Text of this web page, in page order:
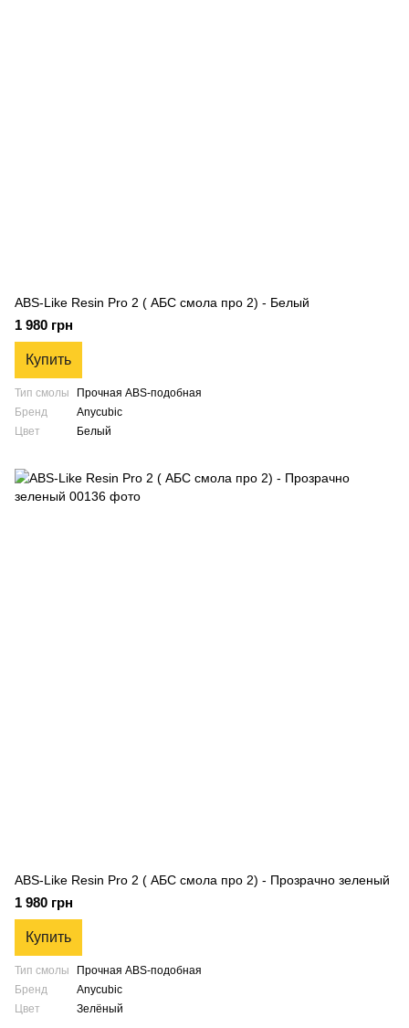
ABS-Like Resin Pro 2 ( АБС смола про 2) - Белый
1 980 грн
Купить
Тип смолы
Прочная ABS-подобная
Бренд
Anycubic
Цвет
Белый
ABS-Like Resin Pro 2 ( АБС смола про 2) - Прозрачно зеленый
1 980 грн
Купить
Тип смолы
Прочная ABS-подобная
Бренд
Anycubic
Цвет
Зелёный